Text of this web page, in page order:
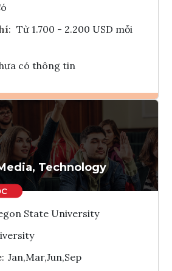
: Từ 1.700 - 2.200 USD mỗi
có thông tin
Ghi danh
Tham vấn Interlink
Technology
State University
: Jan,Mar,Jun,Sep